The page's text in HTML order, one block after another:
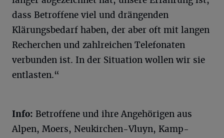
dass Betroffene viel und drängenden
Klärungsbedarf haben, der aber oft mit langen
Recherchen und zahlreichen Telefonaten
verbunden ist. In der Situation wollen wir sie
entlasten.“
Info: Betroffene und ihre Angehörigen aus
Alpen, Moers, Neukirchen-Vluyn, Kamp-